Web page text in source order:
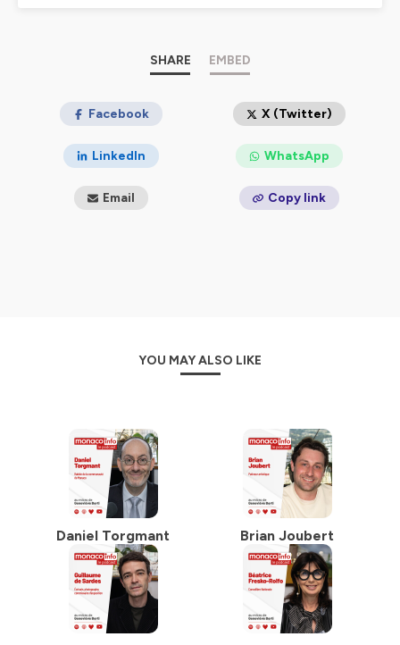
Hébergé par Ausha. Visitez
ausha.co/politique-de-
pour plus d'informations.
SHARE EMBED
Facebook X (Twitter)
LinkedIn WhatsApp
Email Copy link
YOU MAY ALSO LIKE
Daniel Torgmant Brian Joubert